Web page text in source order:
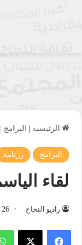
الرئيسية | البرامج |
البرامج رزنامة
لقاء
راديو النجاح 26 مارس، 2024